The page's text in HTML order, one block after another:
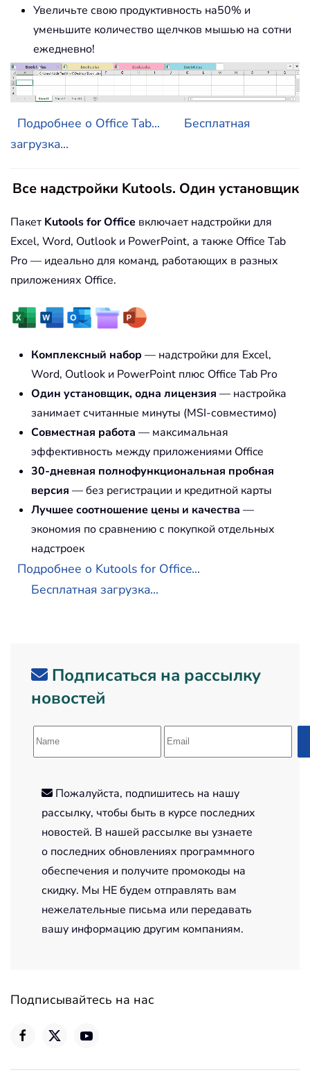
Увеличьте свою продуктивность на50% и
уменьшите количество щелчков мышью на сотни
ежедневно!
Подробнее о Office Tab...
Бесплатная
загрузка...
Все надстройки Kutools. Один установщик
Пакет Kutools for Office включает надстройки для
Excel, Word, Outlook и PowerPoint, а также Office Tab
Pro — идеально для команд, работающих в разных
приложениях Office.
Комплексный набор — надстройки для Excel,
Word, Outlook и PowerPoint плюс Office Tab Pro
Один установщик, одна лицензия — настройка
занимает считанные минуты (MSI-совместимо)
Совместная работа — максимальная
эффективность между приложениями Office
30-дневная полнофункциональная пробная
версия — без регистрации и кредитной карты
Лучшее соотношение цены и качества —
экономия по сравнению с покупкой отдельных
надстроек
Подробнее о Kutools for Office...
Бесплатная загрузка...
Подписаться на рассылку
новостей
Пожалуйста, подпишитесь на нашу
рассылку, чтобы быть в курсе последних
новостей. В нашей рассылке вы узнаете
о последних обновлениях программного
обеспечения и получите промокоды на
скидку. Мы НЕ будем отправлять вам
нежелательные письма или передавать
вашу информацию другим компаниям.
Подписывайтесь на нас